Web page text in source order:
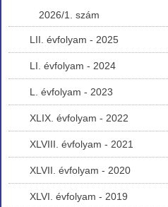
2026/1. szám
LII. évfolyam - 2025
LI. évfolyam - 2024
L. évfolyam - 2023
XLIX. évfolyam - 2022
XLVIII. évfolyam - 2021
XLVII. évfolyam - 2020
XLVI. évfolyam - 2019